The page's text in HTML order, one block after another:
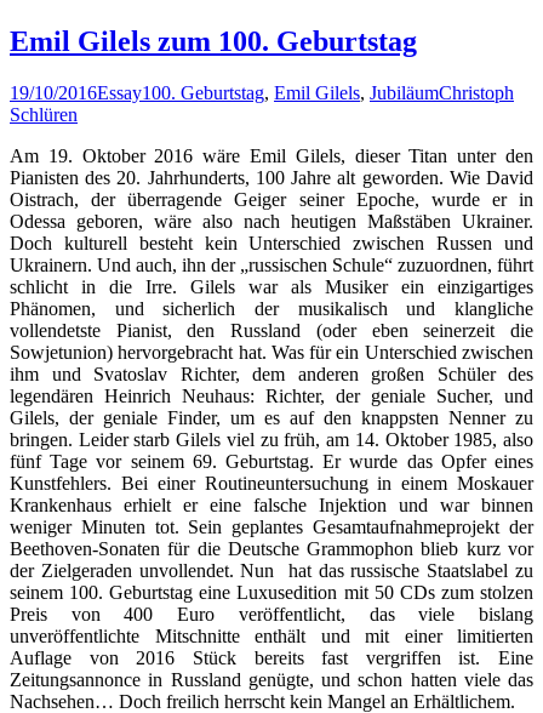
Emil Gilels zum 100. Geburtstag
19/10/2016Essay100. Geburtstag, Emil Gilels, JubiläumChristoph
Schlüren
Am 19. Oktober 2016 wäre Emil Gilels, dieser Titan unter den
Pianisten des 20. Jahrhunderts, 100 Jahre alt geworden. Wie David
Oistrach, der überragende Geiger seiner Epoche, wurde er in
Odessa geboren, wäre also nach heutigen Maßstäben Ukrainer.
Doch kulturell besteht kein Unterschied zwischen Russen und
Ukrainern. Und auch, ihn der „russischen Schule“ zuzuordnen, führt
schlicht in die Irre. Gilels war als Musiker ein einzigartiges
Phänomen, und sicherlich der musikalisch und klangliche
vollendetste Pianist, den Russland (oder eben seinerzeit die
Sowjetunion) hervorgebracht hat. Was für ein Unterschied zwischen
ihm und Svatoslav Richter, dem anderen großen Schüler des
legendären Heinrich Neuhaus: Richter, der geniale Sucher, und
Gilels, der geniale Finder, um es auf den knappsten Nenner zu
bringen. Leider starb Gilels viel zu früh, am 14. Oktober 1985, also
fünf Tage vor seinem 69. Geburtstag. Er wurde das Opfer eines
Kunstfehlers. Bei einer Routineuntersuchung in einem Moskauer
Krankenhaus erhielt er eine falsche Injektion und war binnen
weniger Minuten tot. Sein geplantes Gesamtaufnahmeprojekt der
Beethoven-Sonaten für die Deutsche Grammophon blieb kurz vor
der Zielgeraden unvollendet. Nun hat das russische Staatslabel zu
seinem 100. Geburtstag eine Luxusedition mit 50 CDs zum stolzen
Preis von 400 Euro veröffentlicht, das viele bislang
unveröffentlichte Mitschnitte enthält und mit einer limitierten
Auflage von 2016 Stück bereits fast vergriffen ist. Eine
Zeitungsannonce in Russland genügte, und schon hatten viele das
Nachsehen… Doch freilich herrscht kein Mangel an Erhältlichem.